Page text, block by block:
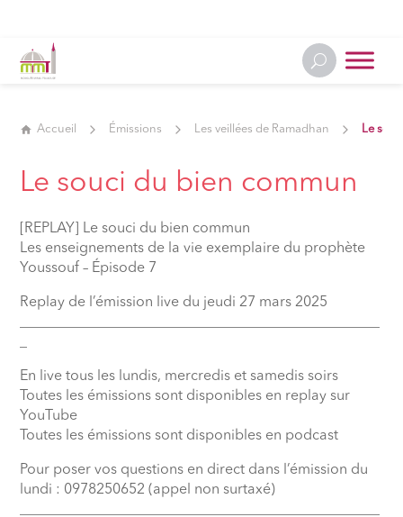
Accueil Émissions Les veillées de Ramadhan Le
Le souci du bien commun
[REPLAY] Le souci du bien commun
Les enseignements de la vie exemplaire du prophète
Youssouf – Épisode 7
Replay de l’émission live du jeudi 27 mars 2025
En live tous les lundis, mercredis et samedis soirs
Toutes les émissions sont disponibles en replay sur
YouTube
Toutes les émissions sont disponibles en podcast
Pour poser vos questions en direct dans l’émission du
lundi : 0978250652 (appel non surtaxé)